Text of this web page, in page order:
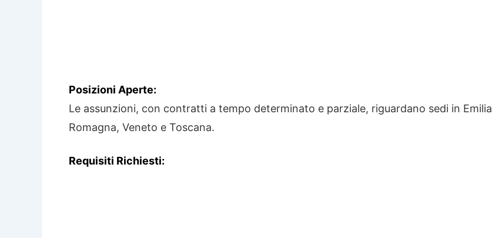
Posizioni Aperte:
Le assunzioni, con contratti a tempo determinato e parziale, riguardano sedi in Emilia
Romagna, Veneto e Toscana.
Requisiti Richiesti: